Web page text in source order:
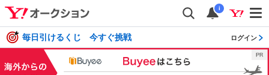
i
毎日引けるくじ 今すぐ挑戦 ログイン